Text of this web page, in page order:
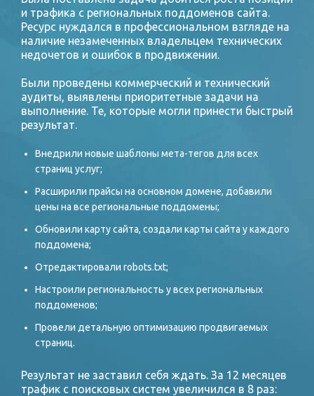
и трафика с региональных поддоменов сайта.
Ресурс нуждался в профессиональном взгляде на
наличие незамеченных владельцем технических
недочетов и ошибок в продвижении.
Были проведены коммерческий и технический
аудиты, выявлены приоритетные задачи на
выполнение. Те, которые могли принести быстрый
результат.
Внедрили новые шаблоны мета-тегов для всех
страниц услуг;
Расширили прайсы на основном домене, добавили
цены на все региональные поддомены;
Обновили карту сайта, создали карты сайта у каждого
поддомена;
Отредактировали robots.txt;
Настроили региональность у всех региональных
поддоменов;
Провели детальную оптимизацию продвигаемых
страниц.
Результат не заставил себя ждать. За 12 месяцев
трафик с поисковых систем увеличился в 8 раз: